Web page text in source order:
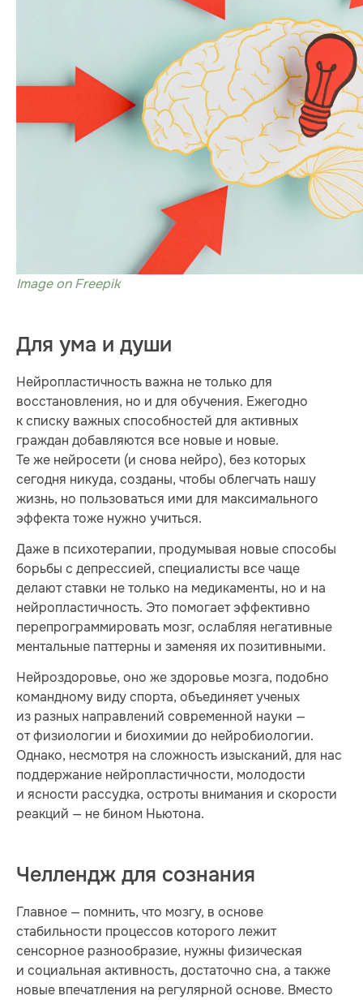
Image on Freepik
Для ума и души
Нейропластичность важна не только для
восстановления, но и для обучения. Ежегодно
к списку важных способностей для активных
граждан добавляются все новые и новые.
Те же нейросети (и снова нейро), без которых
сегодня никуда, созданы, чтобы облегчать нашу
жизнь, но пользоваться ими для максимального
эффекта тоже нужно учиться.
Даже в психотерапии, продумывая новые способы
борьбы с депрессией, специалисты все чаще
делают ставки не только на медикаменты, но и на
нейропластичность. Это помогает эффективно
перепрограммировать мозг, ослабляя негативные
ментальные паттерны и заменяя их позитивными.
Нейроздоровье, оно же здоровье мозга, подобно
командному виду спорта, объединяет ученых
из разных направлений современной науки —
от физиологии и биохимии до нейробиологии.
Однако, несмотря на сложность изысканий, для нас
поддержание нейропластичности, молодости
и ясности рассудка, остроты внимания и скорости
реакций — не бином Ньютона.
Челлендж для сознания
Главное — помнить, что мозгу, в основе
стабильности процессов которого лежит
сенсорное разнообразие, нужны физическая
и социальная активность, достаточно сна, а также
новые впечатления на регулярной основе. Вместо